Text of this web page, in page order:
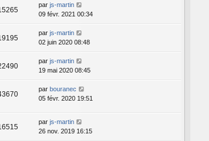
par js-martin
09 févr. 2021 00:34
par js-martin
02 juin 2020 08:48
par js-martin
19 mai 2020 08:45
par bouranec
05 févr. 2020 19:51
par js-martin
26 nov. 2019 16:15